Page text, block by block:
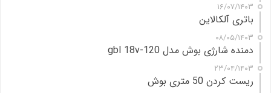
۱۶/۰۷/۱۴۰۳
باتری آلکالاین
۰۸/۰۵/۱۴۰۳
دمنده شارژی بوش مدل gbl 18v-120
۲۳/۰۴/۱۴۰۳
ریست کردن 50 متری بوش